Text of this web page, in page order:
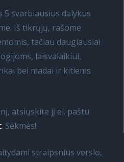
svarbiausius dalykus
Iš tikrųjų, rašome
tačiau daugiausiai
laisvalaikiui,
bei madai ir kitiems
atsiųskite jį el. paštu
. Sėkmės!
straipsnius verslo,